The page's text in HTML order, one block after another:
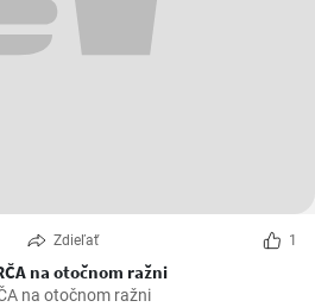
Zdieľať 1
na otočnom ražni
na otočnom ražni